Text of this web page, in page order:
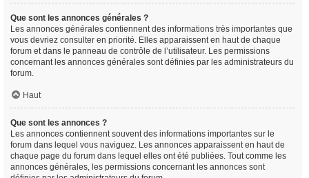
Que sont les annonces générales ?
Les annonces générales contiennent des informations très importantes que
vous devriez consulter en priorité. Elles apparaissent en haut de chaque
forum et dans le panneau de contrôle de l’utilisateur. Les permissions
concernant les annonces générales sont définies par les administrateurs du
forum.
Haut
Que sont les annonces ?
Les annonces contiennent souvent des informations importantes sur le
forum dans lequel vous naviguez. Les annonces apparaissent en haut de
chaque page du forum dans lequel elles ont été publiées. Tout comme les
annonces générales, les permissions concernant les annonces sont